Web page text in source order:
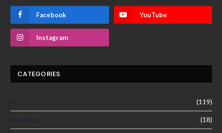
Facebook YouTube
Instagram
CATEGORIES
(119)
(18)